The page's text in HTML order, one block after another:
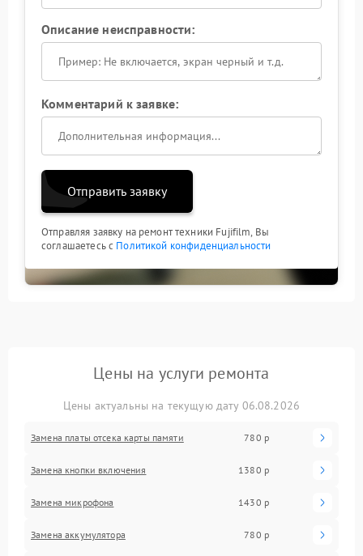
Описание неисправности:
Комментарий к заявке:
Отправить заявку
Отправляя заявку на ремонт техники Fujifilm, Вы
соглашаетесь с Политикой конфиденциальности
Цены на услуги ремонта
Цены актуальны на текущую дату 06.08.2026
Замена платы отсека карты памяти 780 р
Замена кнопки включения 1380 р
Замена микрофона 1430 р
Замена аккумулятора 780 р